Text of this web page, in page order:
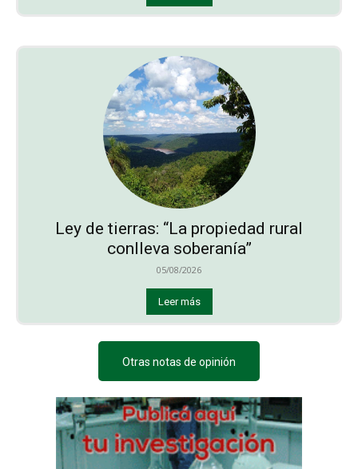
Ley de tierras: “La propiedad rural
conlleva soberanía”
05/08/2026
Leer más
Otras notas de opinión